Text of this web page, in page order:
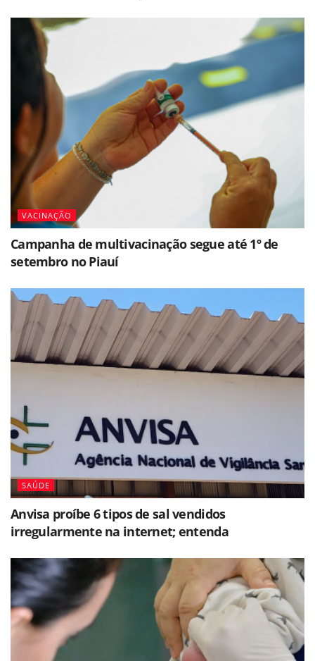
VACINAÇÃO
Campanha de multivacinação segue até 1º de
setembro no Piauí
SAÚDE
Anvisa proíbe 6 tipos de sal vendidos
irregularmente na internet; entenda